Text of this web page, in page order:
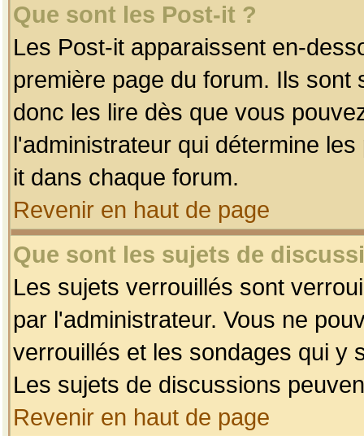
Que sont les Post-it ?
Les Post-it apparaissent en-
première page du forum. Ils
donc les lire dès que vous
l'administrateur qui détermine
it dans chaque forum.
Revenir en haut de page
Que sont les sujets de
Les sujets verrouillés sont
par l'administrateur. Vous ne
verrouillés et les sondages qui y
Les sujets de discussions
Revenir en haut de page